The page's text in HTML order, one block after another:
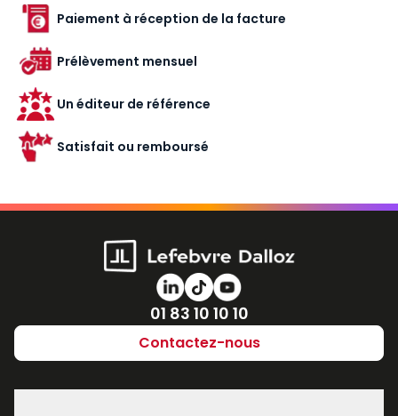
Paiement à réception de la facture
Prélèvement mensuel
Un éditeur de référence
Satisfait ou remboursé
Numéro de téléphone
01 83 10 10 10
Contactez-nous